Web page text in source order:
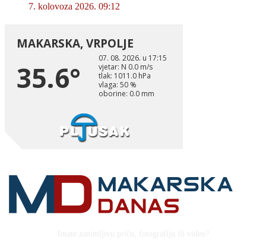
7. kolovoza 2026. 09:12